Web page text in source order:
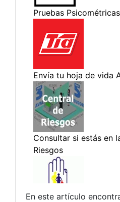
En este artículo